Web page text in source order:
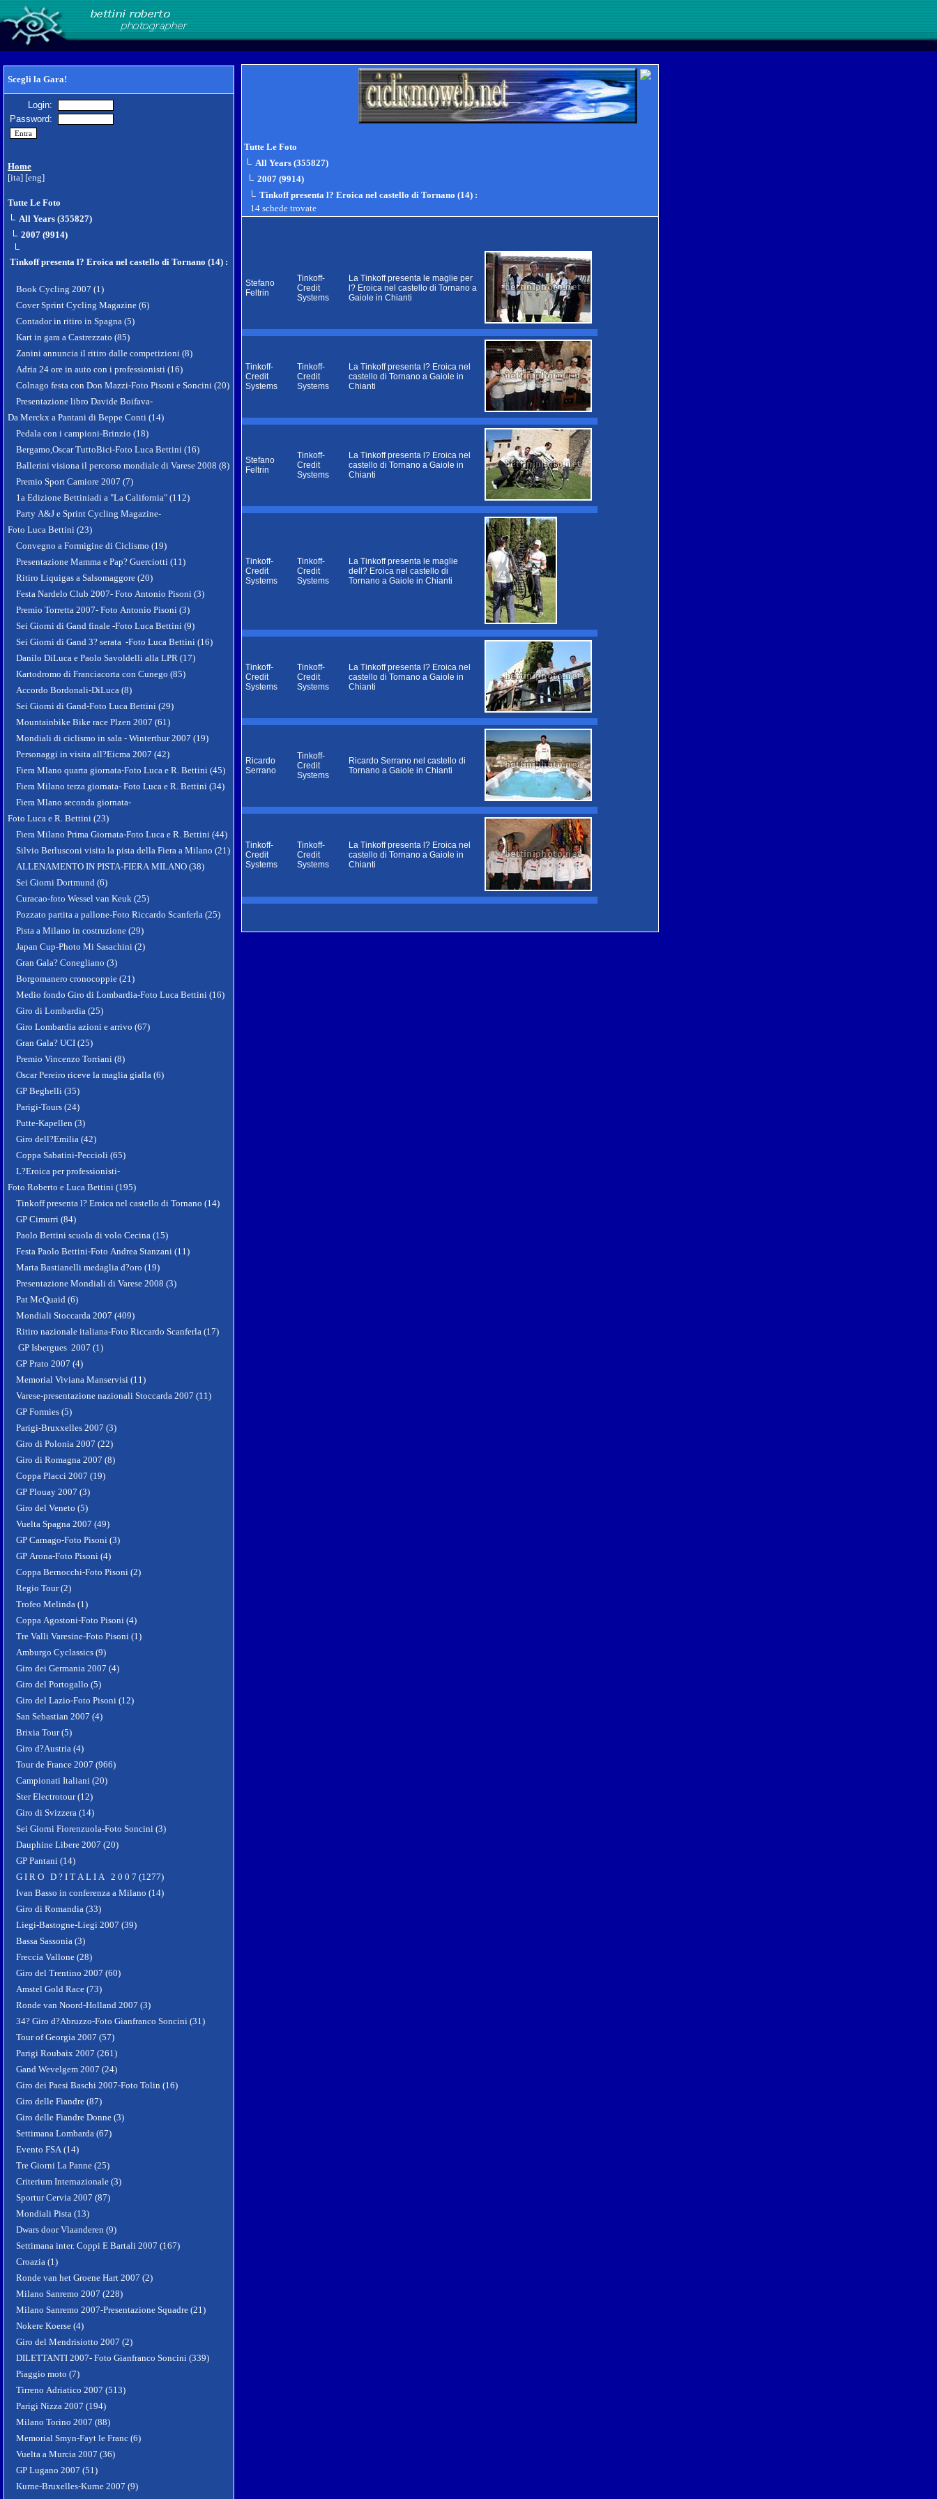
Scegli la Gara!
Login:
Password:
Home
[ita] [eng]
Tutte Le Foto
All Years (355827)
2007 (9914)
Tinkoff presenta l? Eroica nel castello di Tornano (14) :
Book Cycling 2007 (1)
Cover Sprint Cycling Magazine (6)
Contador in ritiro in Spagna (5)
Kart in gara a Castrezzato (85)
Zanini annuncia il ritiro dalle competizioni (8)
Adria 24 ore in auto con i professionisti (16)
Colnago festa con Don Mazzi-Foto Pisoni e Soncini (20)
Presentazione libro Davide Boifava-
Da Merckx a Pantani di Beppe Conti (14)
Pedala con i campioni-Brinzio (18)
Bergamo,Oscar TuttoBici-Foto Luca Bettini (16)
Ballerini visiona il percorso mondiale di Varese 2008 (8)
Premio Sport Camiore 2007 (7)
1a Edizione Bettiniadi a "La California" (112)
Party A&J e Sprint Cycling Magazine-
Foto Luca Bettini (23)
Convegno a Formigine di Ciclismo (19)
Presentazione Mamma e Pap? Guerciotti (11)
Ritiro Liquigas a Salsomaggore (20)
Festa Nardelo Club 2007- Foto Antonio Pisoni (3)
Premio Torretta 2007- Foto Antonio Pisoni (3)
Sei Giorni di Gand finale -Foto Luca Bettini (9)
Sei Giorni di Gand 3? serata -Foto Luca Bettini (16)
Danilo DiLuca e Paolo Savoldelli alla LPR (17)
Kartodromo di Franciacorta con Cunego (85)
Accordo Bordonali-DiLuca (8)
Sei Giorni di Gand-Foto Luca Bettini (29)
Mountainbike Bike race Plzen 2007 (61)
Mondiali di ciclismo in sala - Winterthur 2007 (19)
Personaggi in visita all?Eicma 2007 (42)
Fiera Mlano quarta giornata-Foto Luca e R. Bettini (45)
Fiera Milano terza giornata- Foto Luca e R. Bettini (34)
Fiera Mlano seconda giornata-
Foto Luca e R. Bettini (23)
Fiera Milano Prima Giornata-Foto Luca e R. Bettini (44)
Silvio Berlusconi visita la pista della Fiera a Milano (21)
ALLENAMENTO IN PISTA-FIERA MILANO (38)
Sei Giorni Dortmund (6)
Curacao-foto Wessel van Keuk (25)
Pozzato partita a pallone-Foto Riccardo Scanferla (25)
Pista a Milano in costruzione (29)
Japan Cup-Photo Mi Sasachini (2)
Gran Gala? Conegliano (3)
Borgomanero cronocoppie (21)
Medio fondo Giro di Lombardia-Foto Luca Bettini (16)
Giro di Lombardia (25)
Giro Lombardia azioni e arrivo (67)
Gran Gala? UCI (25)
Premio Vincenzo Torriani (8)
Oscar Pereiro riceve la maglia gialla (6)
GP Beghelli (35)
Parigi-Tours (24)
Putte-Kapellen (3)
Giro dell?Emilia (42)
Coppa Sabatini-Peccioli (65)
L?Eroica per professionisti-
Foto Roberto e Luca Bettini (195)
Tinkoff presenta l? Eroica nel castello di Tornano (14)
GP Cimurri (84)
Paolo Bettini scuola di volo Cecina (15)
Festa Paolo Bettini-Foto Andrea Stanzani (11)
Marta Bastianelli medaglia d?oro (19)
Presentazione Mondiali di Varese 2008 (3)
Pat McQuaid (6)
Mondiali Stoccarda 2007 (409)
Ritiro nazionale italiana-Foto Riccardo Scanferla (17)
GP Isbergues 2007 (1)
GP Prato 2007 (4)
Memorial Viviana Manservisi (11)
Varese-presentazione nazionali Stoccarda 2007 (11)
GP Formies (5)
Parigi-Bruxxelles 2007 (3)
Giro di Polonia 2007 (22)
Giro di Romagna 2007 (8)
Coppa Placci 2007 (19)
GP Plouay 2007 (3)
Giro del Veneto (5)
Vuelta Spagna 2007 (49)
GP Carnago-Foto Pisoni (3)
GP Arona-Foto Pisoni (4)
Coppa Bernocchi-Foto Pisoni (2)
Regio Tour (2)
Trofeo Melinda (1)
Coppa Agostoni-Foto Pisoni (4)
Tre Valli Varesine-Foto Pisoni (1)
Amburgo Cyclassics (9)
Giro dei Germania 2007 (4)
Giro del Portogallo (5)
Giro del Lazio-Foto Pisoni (12)
San Sebastian 2007 (4)
Brixia Tour (5)
Giro d?Austria (4)
Tour de France 2007 (966)
Campionati Italiani (20)
Ster Electrotour (12)
Giro di Svizzera (14)
Sei Giorni Fiorenzuola-Foto Soncini (3)
Dauphine Libere 2007 (20)
GP Pantani (14)
G I R O D ? I T A L I A 2 0 0 7 (1277)
Ivan Basso in conferenza a Milano (14)
Giro di Romandia (33)
Liegi-Bastogne-Liegi 2007 (39)
Bassa Sassonia (3)
Freccia Vallone (28)
Giro del Trentino 2007 (60)
Amstel Gold Race (73)
Ronde van Noord-Holland 2007 (3)
34? Giro d?Abruzzo-Foto Gianfranco Soncini (31)
Tour of Georgia 2007 (57)
Parigi Roubaix 2007 (261)
Gand Wevelgem 2007 (24)
Giro dei Paesi Baschi 2007-Foto Tolin (16)
Giro delle Fiandre (87)
Giro delle Fiandre Donne (3)
Settimana Lombarda (67)
Evento FSA (14)
Tre Giorni La Panne (25)
Criterium Internazionale (3)
Sportur Cervia 2007 (87)
Mondiali Pista (13)
Dwars door Vlaanderen (9)
Settimana inter. Coppi E Bartali 2007 (167)
Croazia (1)
Ronde van het Groene Hart 2007 (2)
Milano Sanremo 2007 (228)
Milano Sanremo 2007-Presentazione Squadre (21)
Nokere Koerse (4)
Giro del Mendrisiotto 2007 (2)
DILETTANTI 2007- Foto Gianfranco Soncini (339)
Piaggio moto (7)
Tirreno Adriatico 2007 (513)
Parigi Nizza 2007 (194)
Milano Torino 2007 (88)
Memorial Smyn-Fayt le Franc (6)
Vuelta a Murcia 2007 (36)
GP Lugano 2007 (51)
Kurne-Bruxelles-Kurne 2007 (9)
Tutte Le Foto
All Years (355827)
2007 (9914)
Tinkoff presenta l? Eroica nel castello di Tornano (14) :
14 schede trovate
Stefano
Feltrin
Tinkoff-
Credit
Systems
La Tinkoff presenta le maglie per
l? Eroica nel castello di Tornano a
Gaiole in Chianti
Tinkoff-
Credit
Systems
Tinkoff-
Credit
Systems
La Tinkoff presenta l? Eroica nel
castello di Tornano a Gaiole in
Chianti
Stefano
Feltrin
Tinkoff-
Credit
Systems
La Tinkoff presenta l? Eroica nel
castello di Tornano a Gaiole in
Chianti
Tinkoff-
Credit
Systems
Tinkoff-
Credit
Systems
La Tinkoff presenta le maglie
dell? Eroica nel castello di
Tornano a Gaiole in Chianti
Tinkoff-
Credit
Systems
Tinkoff-
Credit
Systems
La Tinkoff presenta l? Eroica nel
castello di Tornano a Gaiole in
Chianti
Ricardo
Serrano
Tinkoff-
Credit
Systems
Ricardo Serrano nel castello di
Tornano a Gaiole in Chianti
Tinkoff-
Credit
Systems
Tinkoff-
Credit
Systems
La Tinkoff presenta l? Eroica nel
castello di Tornano a Gaiole in
Chianti